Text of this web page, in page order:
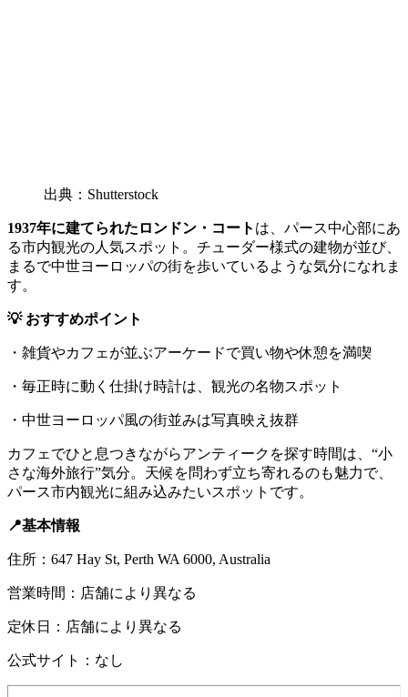
出典：Shutterstock
1937年に建てられたロンドン・コート は、パース中心部にあ
る市内観光の人気スポット。チューダー様式の建物が並び、
まるで中世ヨーロッパの街を歩いているような気分になれま
す。
💡 おすすめポイント
・雑貨やカフェが並ぶアーケードで買い物や休憩を満喫
・毎正時に動く仕掛け時計は、観光の名物スポット
・中世ヨーロッパ風の街並みは写真映え抜群
カフェでひと息つきながらアンティークを探す時間は、“小
さな海外旅行”気分。天候を問わず立ち寄れるのも魅力で、
パース市内観光に組み込みたいスポットです。
📍基本情報
住所：647 Hay St, Perth WA 6000, Australia
営業時間：店舗により異なる
定休日：店舗により異なる
公式サイト：なし